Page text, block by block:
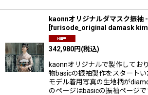
kaonnオリジナルダマスク振袖
[furisode_original damask
342,980円(税込)
kaonnオリジナルで製作してお
物basicの振袖製作をスタート
モデル着用写真の生地柄が
のページはbasicの振袖ページで